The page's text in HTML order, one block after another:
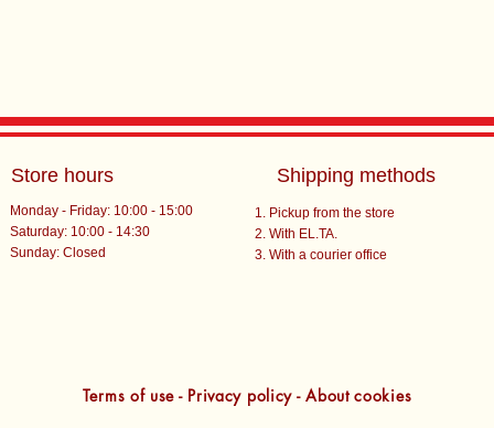
Store hours
Monday - Friday: 10:00 - 15:00
Saturday: 10:00 - 14:30
​Sunday: Closed
Shipping methods
Pickup from the store
With EL.TA.
With a courier office
Terms of use - Privacy policy - About cookies